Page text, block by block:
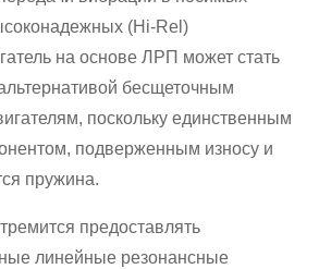
(Hi-Rel)
на основе ЛРП может стать
бесщеточным
поскольку единственным
подверженным износу и
пружина.
предоставлять
линейные резонансные